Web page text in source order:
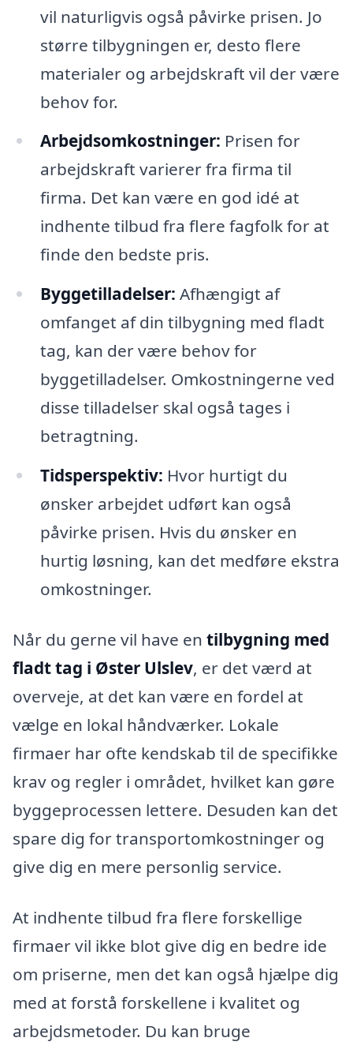
vil naturligvis også påvirke prisen. Jo
større tilbygningen er, desto flere
materialer og arbejdskraft vil der være
behov for.
Arbejdsomkostninger: Prisen for
arbejdskraft varierer fra firma til
firma. Det kan være en god idé at
indhente tilbud fra flere fagfolk for at
finde den bedste pris.
Byggetilladelser: Afhængigt af
omfanget af din tilbygning med fladt
tag, kan der være behov for
byggetilladelser. Omkostningerne ved
disse tilladelser skal også tages i
betragtning.
Tidsperspektiv: Hvor hurtigt du
ønsker arbejdet udført kan også
påvirke prisen. Hvis du ønsker en
hurtig løsning, kan det medføre ekstra
omkostninger.
Når du gerne vil have en tilbygning med
fladt tag i Øster Ulslev, er det værd at
overveje, at det kan være en fordel at
vælge en lokal håndværker. Lokale
firmaer har ofte kendskab til de specifikke
krav og regler i området, hvilket kan gøre
byggeprocessen lettere. Desuden kan det
spare dig for transportomkostninger og
give dig en mere personlig service.
At indhente tilbud fra flere forskellige
firmaer vil ikke blot give dig en bedre ide
om priserne, men det kan også hjælpe dig
med at forstå forskellene i kvalitet og
arbejdsmetoder. Du kan bruge